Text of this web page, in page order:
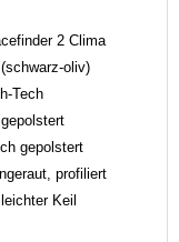
2 Clima
oliv)
Tech
gepolstert
profiliert
Keil